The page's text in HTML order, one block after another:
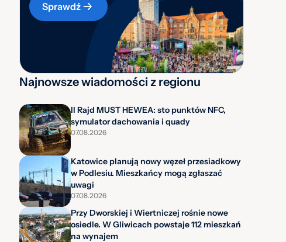
Sprawdź
Najnowsze wiadomości z regionu
II Rajd MUST HEWEA: sto punktów NFC,
symulator dachowania i quady
07.08.2026
Katowice planują nowy węzeł przesiadkowy
w Podlesiu. Mieszkańcy mogą zgłaszać
uwagi
07.08.2026
Przy Dworskiej i Wiertniczej rośnie nowe
osiedle. W Gliwicach powstaje 112 mieszkań
na wynajem